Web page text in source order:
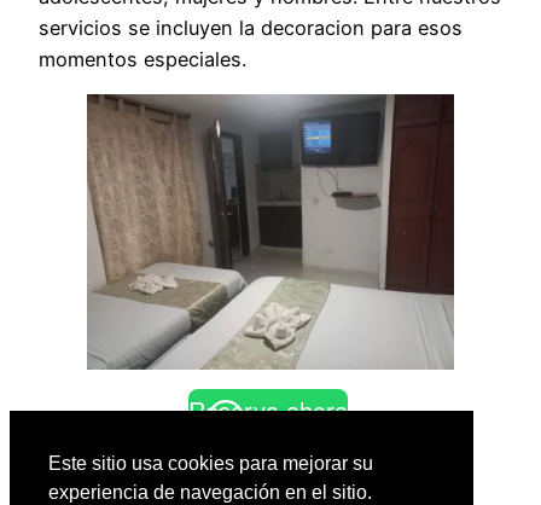
Este sitio usa cookies para mejorar su
experiencia de navegación en el sitio.
servicios se incluyen la decoracion para esos
momentos especiales.
Reserva ahora